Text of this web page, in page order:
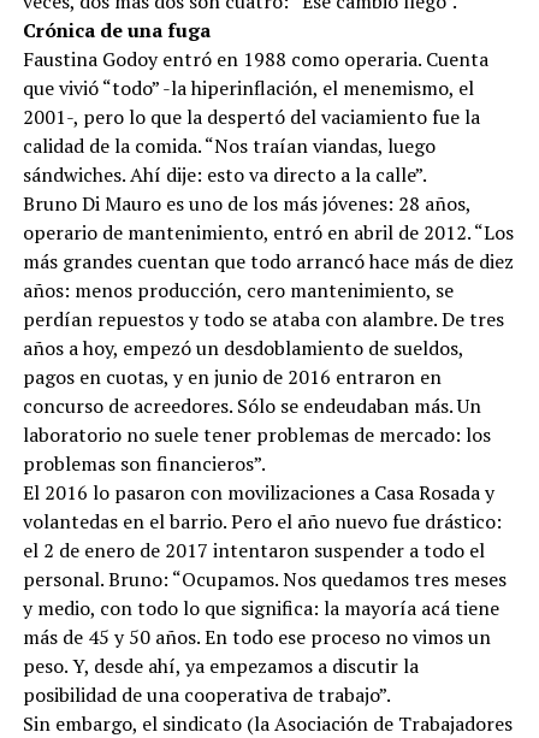
Crónica de una fuga
Faustina Godoy entró en 1988 como operaria. Cuenta
que vivió “todo” -la hiperinflación, el menemismo, el
2001-, pero lo que la despertó del vaciamiento fue la
calidad de la comida. “Nos traían viandas, luego
sándwiches. Ahí dije: esto va directo a la calle”.
Bruno Di Mauro es uno de los más jóvenes: 28 años,
operario de mantenimiento, entró en abril de 2012. “Los
más grandes cuentan que todo arrancó hace más de diez
años: menos producción, cero mantenimiento, se
perdían repuestos y todo se ataba con alambre. De tres
años a hoy, empezó un desdoblamiento de sueldos,
pagos en cuotas, y en junio de 2016 entraron en
concurso de acreedores. Sólo se endeudaban más. Un
laboratorio no suele tener problemas de mercado: los
problemas son financieros”.
El 2016 lo pasaron con movilizaciones a Casa Rosada y
volantedas en el barrio. Pero el año nuevo fue drástico:
el 2 de enero de 2017 intentaron suspender a todo el
personal. Bruno: “Ocupamos. Nos quedamos tres meses
y medio, con todo lo que significa: la mayoría acá tiene
más de 45 y 50 años. En todo ese proceso no vimos un
peso. Y, desde ahí, ya empezamos a discutir la
posibilidad de una cooperativa de trabajo”.
Sin embargo, el sindicato (la Asociación de Trabajadores